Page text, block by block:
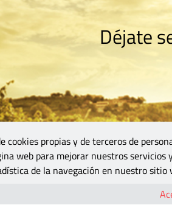
Déjate
cookies propias y de terceros de
web para mejorar nuestros servicios
de la navegación en nuestro sitio